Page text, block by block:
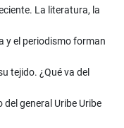
La literatura, la
y el periodismo forman
tejido. ¿Qué va del
del general Uribe Uribe